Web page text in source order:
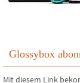
Glossybox
Mit diesem Link